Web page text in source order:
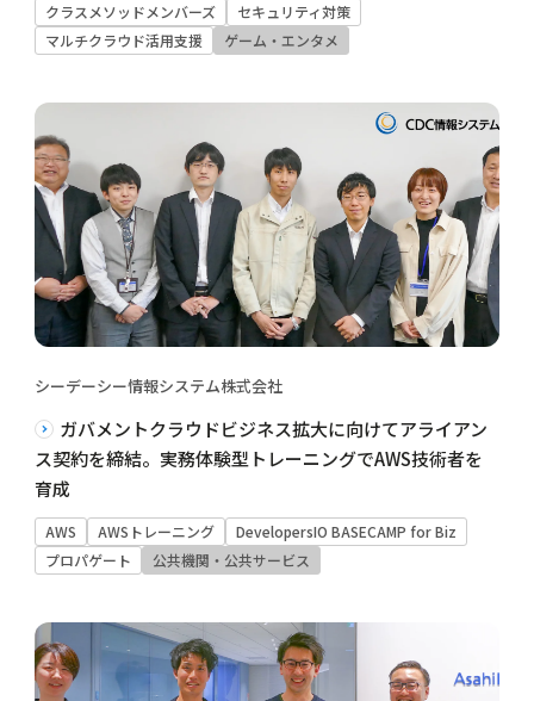
クラスメソッドメンバーズ
セキュリティ対策
マルチクラウド活用支援
ゲーム・エンタメ
シーデーシー情報システム株式会社
ガバメントクラウドビジネス拡大に向けてアライアン
ス契約を締結。実務体験型トレーニングでAWS技術者を
育成
AWS AWSトレーニング
DevelopersIO BASECAMP for Biz
プロパゲート
公共機関・公共サービス